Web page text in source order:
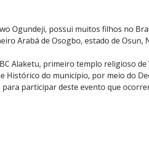
Ogundeji, possui muitos filhos no
Arabá de Osogbo, estado de Osun,
Alaketu, primeiro templo religioso
do município, por meio do
para participar deste evento que